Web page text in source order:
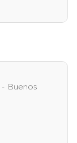
Buenos